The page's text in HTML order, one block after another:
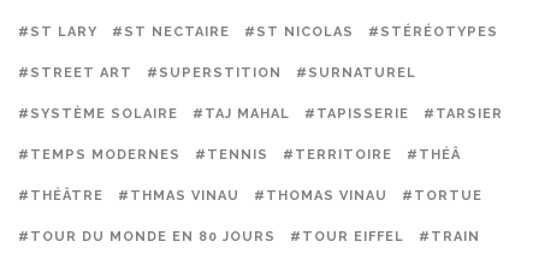
#ST LARY #ST NECTAIRE #ST NICOLAS #STÉRÉOTYPES
#STREET ART #SUPERSTITION #SURNATUREL
#SYSTÈME SOLAIRE #TAJ MAHAL #TAPISSERIE #TARSIER
#TEMPS MODERNES #TENNIS #TERRITOIRE #THÉÂ
#THÉÂTRE #THMAS VINAU #THOMAS VINAU #TORTUE
#TOUR DU MONDE EN 80 JOURS #TOUR EIFFEL #TRAIN